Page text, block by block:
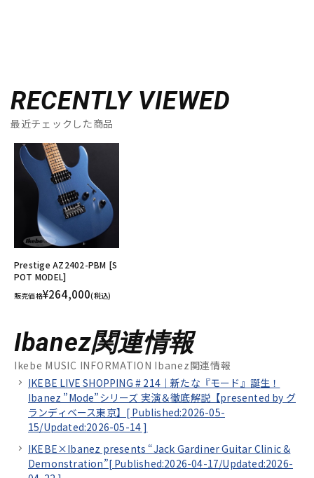
RECENTLY VIEWED
最近チェックした商品
Prestige AZ2402-PBM [S
POT MODEL]
販売価格¥264,000(税込)
Ibanez関連情報
Ikebe MUSIC INFORMATION Ibanez関連情報
IKEBE LIVE SHOPPING # 214｜新たな『モード』誕生！
Ibanez ”Mode”シリーズ 実演＆徹底解説【presented by グ
ランディベース東京】[ Published:2026-05-
15/Updated:2026-05-14 ]
IKEBE×Ibanez presents “Jack Gardiner Guitar Clinic &
Demonstration”[ Published:2026-04-17/Updated:2026-